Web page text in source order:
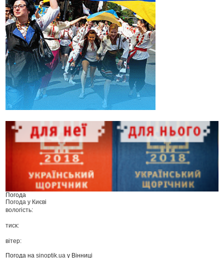
Погода
Погода у Києві
вологість:
тиск:
вітер:
Погода наsinoptik.ua у Вінниці